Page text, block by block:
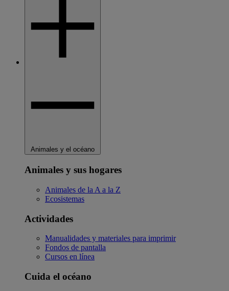
Animales y el océano
Animales y sus hogares
Animales de la A a la Z
Ecosistemas
Actividades
Manualidades y materiales para imprimir
Fondos de pantalla
Cursos en línea
Cuida el océano